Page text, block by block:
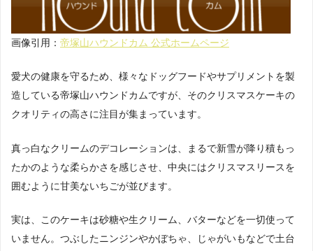
画像引用： 帝塚山ハウンドカム 公式ホームページ
愛犬の健康を守るため、様々なドッグフードやサプリメントを製
造している帝塚山ハウンドカムですが、そのクリスマスケーキの
クオリティの高さに注目が集まっています。
真っ白なクリームのデコレーションは、まるで新雪が降り積もっ
たかのような柔らかさを感じさせ、中央にはクリスマスリースを
囲むように甘美ないちごが並びます。
実は、このケーキは砂糖や生クリーム、バターなどを一切使って
いません。つぶしたニンジンやかぼちゃ、じゃがいもなどで土台